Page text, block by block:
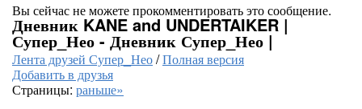
Вы сейчас не можете прокомментировать это сообщение.
Дневник KANE and UNDERTAIKER |
Супер_Нео - Дневник Супер_Нео |
Лента друзей Супер_Нео/Полная версия
Добавить в друзья
Страницы: раньше»